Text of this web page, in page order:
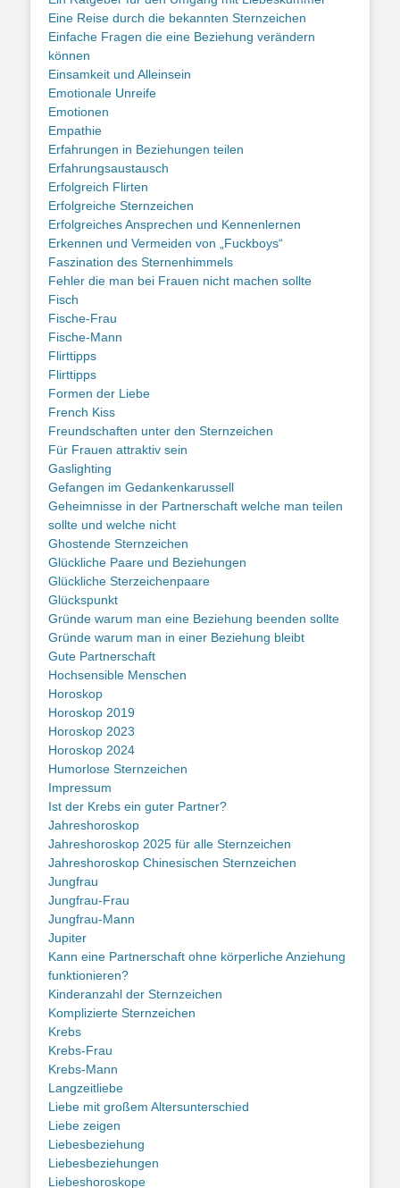
Eine Reise durch die bekannten Sternzeichen
Einfache Fragen die eine Beziehung verändern
können
Einsamkeit und Alleinsein
Emotionale Unreife
Emotionen
Empathie
Erfahrungen in Beziehungen teilen
Erfahrungsaustausch
Erfolgreich Flirten
Erfolgreiche Sternzeichen
Erfolgreiches Ansprechen und Kennenlernen
Erkennen und Vermeiden von „Fuckboys“
Faszination des Sternenhimmels
Fehler die man bei Frauen nicht machen sollte
Fisch
Fische-Frau
Fische-Mann
Flirttipps
Flirttipps
Formen der Liebe
French Kiss
Freundschaften unter den Sternzeichen
Für Frauen attraktiv sein
Gaslighting
Gefangen im Gedankenkarussell
Geheimnisse in der Partnerschaft welche man teilen
sollte und welche nicht
Ghostende Sternzeichen
Glückliche Paare und Beziehungen
Glückliche Sterzeichenpaare
Glückspunkt
Gründe warum man eine Beziehung beenden sollte
Gründe warum man in einer Beziehung bleibt
Gute Partnerschaft
Hochsensible Menschen
Horoskop
Horoskop 2019
Horoskop 2023
Horoskop 2024
Humorlose Sternzeichen
Impressum
Ist der Krebs ein guter Partner?
Jahreshoroskop
Jahreshoroskop 2025 für alle Sternzeichen
Jahreshoroskop Chinesischen Sternzeichen
Jungfrau
Jungfrau-Frau
Jungfrau-Mann
Jupiter
Kann eine Partnerschaft ohne körperliche Anziehung
funktionieren?
Kinderanzahl der Sternzeichen
Komplizierte Sternzeichen
Krebs
Krebs-Frau
Krebs-Mann
Langzeitliebe
Liebe mit großem Altersunterschied
Liebe zeigen
Liebesbeziehung
Liebesbeziehungen
Liebeshoroskope